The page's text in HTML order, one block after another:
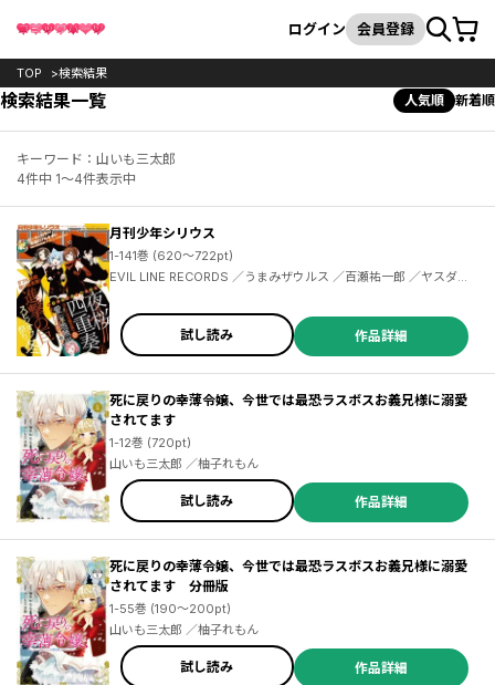
検索
ログイン 会員登録カート
TOP 検索結果
検索結果一覧 人気順 新着順
キーワード：山いも三太郎
4件中 1～4件表示中
月刊少年シリウス
1-141巻 (620～722pt)
EVIL LINE RECORDS ／うまみザウルス ／百瀬祐一郎 ／ヤスダスズヒト ／伏瀬 ／茶々 ／杉本萌 ／清水茜 ／弐瓶勉 ／光永康則 ／沙村広明 ／土田陸 ／割田コマ ／蟹江鉄史 ／馬場康誌 ／加茂セイ ／刀坂アキラ ／遠山えま ／カトウコトノ ／柿原優子 ／ヤス ／川上泰樹 ／高田裕三 ／横田卓馬 ／イダタツヒコ ／士貴智志 ／虎走かける ／タツオ ／柴 ／神楽坂淳 ／雷蔵 ／荒木光 ／香月日輪 ／深山和香 ／戸野タエ ／リカチ ／MAGES. ／Chiyo St.Inc ／園心ふつう ／梅原英司
試し読み 作品詳細
死に戻りの幸薄令嬢、今世では最恐ラスボスお義兄様に溺愛
されてます
1-12巻 (720pt)
山いも三太郎 ／柚子れもん
試し読み 作品詳細
死に戻りの幸薄令嬢、今世では最恐ラスボスお義兄様に溺愛
されてます 分冊版
1-55巻 (190～200pt)
山いも三太郎 ／柚子れもん
試し読み 作品詳細